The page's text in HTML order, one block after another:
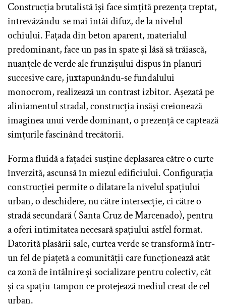
Construcția brutalistă își face simțită prezența treptat,
întrevăzându-se mai întâi difuz, de la nivelul
ochiului. Fațada din beton aparent, materialul
predominant, face un pas în spate și lăsă să trăiască,
nuanțele de verde ale frunzișului dispus în planuri
succesive care, juxtapunându-se fundalului
monocrom, realizează un contrast izbitor. Așezată pe
aliniamentul stradal, construcția însăși creionează
imaginea unui verde dominant, o prezență ce captează
simțurile fascinând trecătorii.
Forma fluidă a fațadei susține deplasarea către o curte
înverzită, ascunsă în miezul edificiului. Configurația
construcției permite o dilatare la nivelul spațiului
urban, o deschidere, nu către intersecție, ci către o
stradă secundară ( Santa Cruz de Marcenado), pentru
a oferi intimitatea necesară spațiului astfel format.
Datorită plasării sale, curtea verde se transformă într-
un fel de piațetă a comunității care funcționează atât
ca zonă de întâlnire și socializare pentru colectiv, cât
și ca spațiu-tampon ce protejează mediul creat de cel
urban.